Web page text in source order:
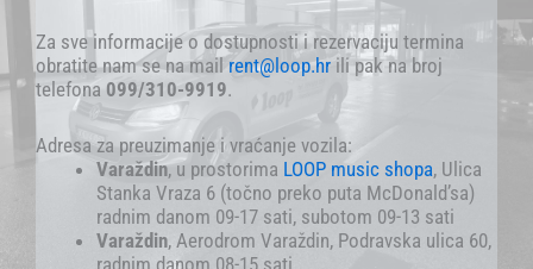
Za sve informacije o dostupnosti i rezervaciju termina
obratite nam se na mailrent@loop.hr ili pak na broj
telefona 099/310-9919.
Adresa za preuzimanje i vraćanje vozila:
Varaždin, u prostorima LOOP music shopa, Ulica
Stanka Vraza 6 (točno preko puta McDonald’sa)
radnim danom 09-17 sati, subotom 09-13 sati
Varaždin, Aerodrom Varaždin, Podravska ulica 60,